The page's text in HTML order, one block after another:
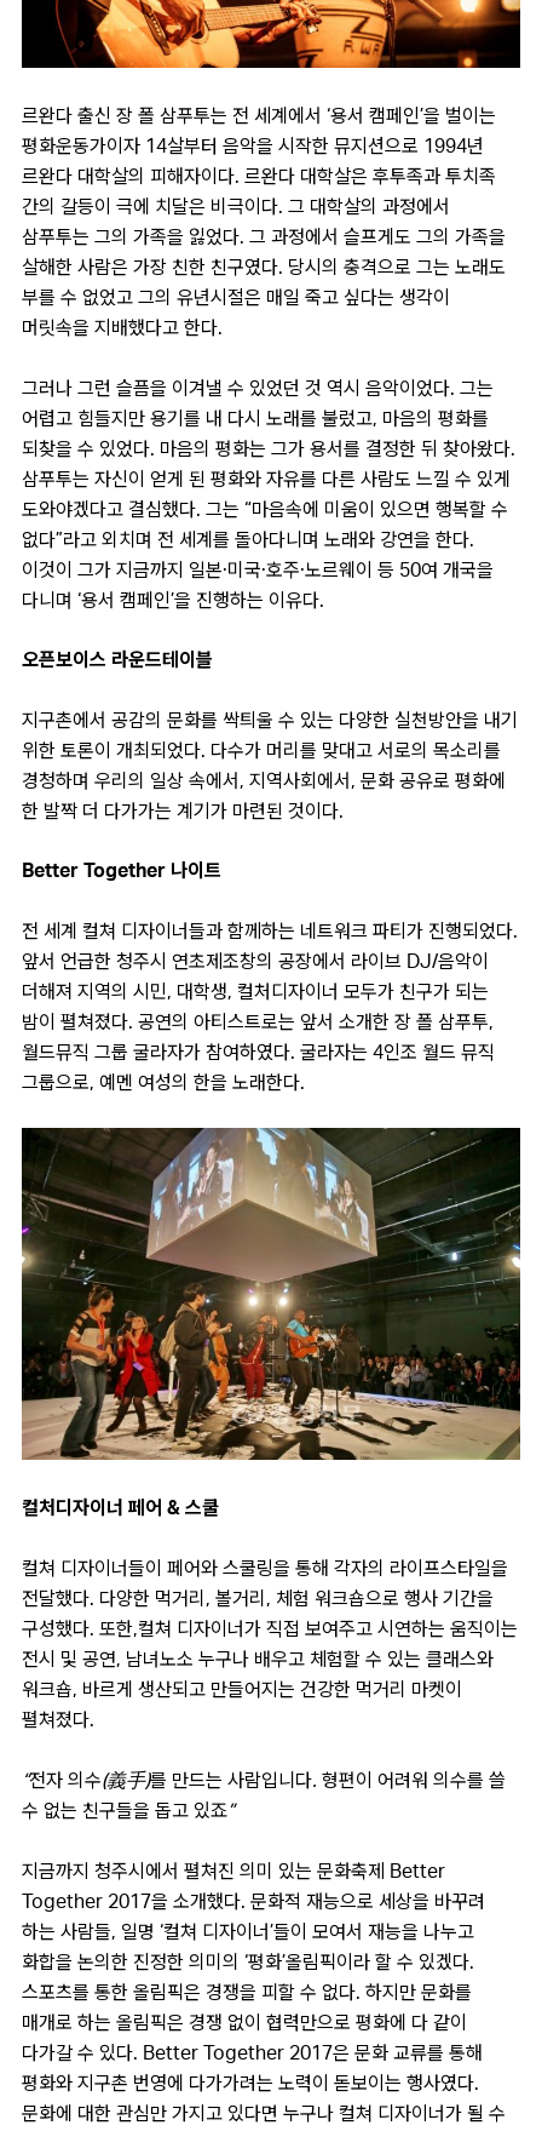
르완다 출신 장 폴 삼푸투는 전 세계에서 ‘용서 캠페인’을 벌이는
평화운동가이자 14살부터 음악을 시작한 뮤지션으로 1994년
르완다 대학살의 피해자이다. 르완다 대학살은 후투족과 투치족
간의 갈등이 극에 치달은 비극이다. 그 대학살의 과정에서
삼푸투는 그의 가족을 잃었다. 그 과정에서 슬프게도 그의 가족을
살해한 사람은 가장 친한 친구였다. 당시의 충격으로 그는 노래도
부를 수 없었고 그의 유년시절은 매일 죽고 싶다는 생각이
머릿속을 지배했다고 한다.
그러나 그런 슬픔을 이겨낼 수 있었던 것 역시 음악이었다. 그는
어렵고 힘들지만 용기를 내 다시 노래를 불렀고, 마음의 평화를
되찾을 수 있었다. 마음의 평화는 그가 용서를 결정한 뒤 찾아왔다.
삼푸투는 자신이 얻게 된 평화와 자유를 다른 사람도 느낄 수 있게
도와야겠다고 결심했다. 그는 “마음속에 미움이 있으면 행복할 수
없다”라고 외치며 전 세계를 돌아다니며 노래와 강연을 한다.
이것이 그가 지금까지 일본·미국·호주·노르웨이 등 50여 개국을
다니며 ‘용서 캠페인’을 진행하는 이유다.
오픈보이스 라운드테이블
지구촌에서 공감의 문화를 싹틔울 수 있는 다양한 실천방안을 내기
위한 토론이 개최되었다. 다수가 머리를 맞대고 서로의 목소리를
경청하며 우리의 일상 속에서, 지역사회에서, 문화 공유로 평화에
한 발짝 더 다가가는 계기가 마련된 것이다.
Better Together 나이트
전 세계 컬쳐 디자이너들과 함께하는 네트워크 파티가 진행되었다.
앞서 언급한 청주시 연초제조창의 공장에서 라이브 DJ/음악이
더해져 지역의 시민, 대학생, 컬처디자이너 모두가 친구가 되는
밤이 펼쳐졌다. 공연의 아티스트로는 앞서 소개한 장 폴 삼푸투,
월드뮤직 그룹 굴라자가 참여하였다. 굴라자는 4인조 월드 뮤직
그룹으로, 예멘 여성의 한을 노래한다.
컬처디자이너 페어 & 스쿨
컬쳐 디자이너들이 페어와 스쿨링을 통해 각자의 라이프스타일을
전달했다. 다양한 먹거리, 볼거리, 체험 워크숍으로 행사 기간을
구성했다. 또한,컬쳐 디자이너가 직접 보여주고 시연하는 움직이는
전시 및 공연, 남녀노소 누구나 배우고 체험할 수 있는 클래스와
워크숍, 바르게 생산되고 만들어지는 건강한 먹거리 마켓이
펼쳐졌다.
“전자 의수(義手)를 만드는 사람입니다. 형편이 어려워 의수를 쓸
수 없는 친구들을 돕고 있죠”
지금까지 청주시에서 펼쳐진 의미 있는 문화축제 Better
Together 2017을 소개했다. 문화적 재능으로 세상을 바꾸려
하는 사람들, 일명 ‘컬쳐 디자이너’들이 모여서 재능을 나누고
화합을 논의한 진정한 의미의 ‘평화’올림픽이라 할 수 있겠다.
스포츠를 통한 올림픽은 경쟁을 피할 수 없다. 하지만 문화를
매개로 하는 올림픽은 경쟁 없이 협력만으로 평화에 다 같이
다가갈 수 있다. Better Together 2017은 문화 교류를 통해
평화와 지구촌 번영에 다가가려는 노력이 돋보이는 행사였다.
문화에 대한 관심만 가지고 있다면 누구나 컬쳐 디자이너가 될 수